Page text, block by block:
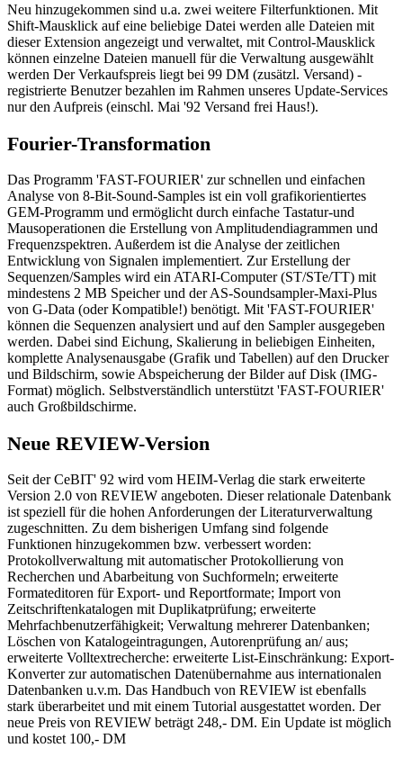
Neu hinzugekommen sind u.a. zwei weitere Filterfunktionen. Mit
Shift-Mausklick auf eine beliebige Datei werden alle Dateien mit
dieser Extension angezeigt und verwaltet, mit Control-Mausklick
können einzelne Dateien manuell für die Verwaltung ausgewählt
werden Der Verkaufspreis liegt bei 99 DM (zusätzl. Versand) -
registrierte Benutzer bezahlen im Rahmen unseres Update-Services
nur den Aufpreis (einschl. Mai '92 Versand frei Haus!).
Fourier-Transformation
Das Programm 'FAST-FOURIER' zur schnellen und einfachen
Analyse von 8-Bit-Sound-Samples ist ein voll grafikorientiertes
GEM-Programm und ermöglicht durch einfache Tastatur-und
Mausoperationen die Erstellung von Amplitudendiagrammen und
Frequenzspektren. Außerdem ist die Analyse der zeitlichen
Entwicklung von Signalen implementiert. Zur Erstellung der
Sequenzen/Samples wird ein ATARI-Computer (ST/STe/TT) mit
mindestens 2 MB Speicher und der AS-Soundsampler-Maxi-Plus
von G-Data (oder Kompatible!) benötigt. Mit 'FAST-FOURIER'
können die Sequenzen analysiert und auf den Sampler ausgegeben
werden. Dabei sind Eichung, Skalierung in beliebigen Einheiten,
komplette Analysenausgabe (Grafik und Tabellen) auf den Drucker
und Bildschirm, sowie Abspeicherung der Bilder auf Disk (IMG-
Format) möglich. Selbstverständlich unterstützt 'FAST-FOURIER'
auch Großbildschirme.
Neue REVIEW-Version
Seit der CeBIT' 92 wird vom HEIM-Verlag die stark erweiterte
Version 2.0 von REVIEW angeboten. Dieser relationale Datenbank
ist speziell für die hohen Anforderungen der Literaturverwaltung
zugeschnitten. Zu dem bisherigen Umfang sind folgende
Funktionen hinzugekommen bzw. verbessert worden:
Protokollverwaltung mit automatischer Protokollierung von
Recherchen und Abarbeitung von Suchformeln; erweiterte
Formateditoren für Export- und Reportformate; Import von
Zeitschriftenkatalogen mit Duplikatprüfung; erweiterte
Mehrfachbenutzerfähigkeit; Verwaltung mehrerer Datenbanken;
Löschen von Katalogeintragungen, Autorenprüfung an/ aus;
erweiterte Volltextrecherche: erweiterte List-Einschränkung: Export-
Konverter zur automatischen Datenübernahme aus internationalen
Datenbanken u.v.m. Das Handbuch von REVIEW ist ebenfalls
stark überarbeitet und mit einem Tutorial ausgestattet worden. Der
neue Preis von REVIEW beträgt 248,- DM. Ein Update ist möglich
und kostet 100,- DM